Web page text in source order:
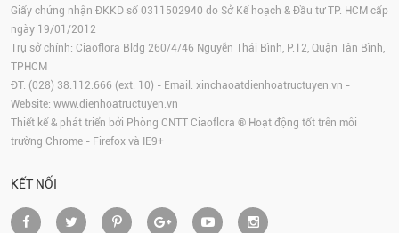
Giấy chứng nhận ĐKKD số 0311502940 do Sở Kế hoạch & Đầu tư TP. HCM cấp
ngày 19/01/2012
Trụ sở chính: Ciaoflora Bldg 260/4/46 Nguyễn Thái Bình, P.12, Quận Tân Bình,
TPHCM
ĐT: (028) 38.112.666 (ext. 10) - Email: xinchaoatdienhoatructuyen.vn -
Website: www.dienhoatructuyen.vn
Thiết kế & phát triển bởi Phòng CNTT Ciaoflora ® Hoạt động tốt trên môi
trường Chrome - Firefox và IE9+
KẾT NỐI